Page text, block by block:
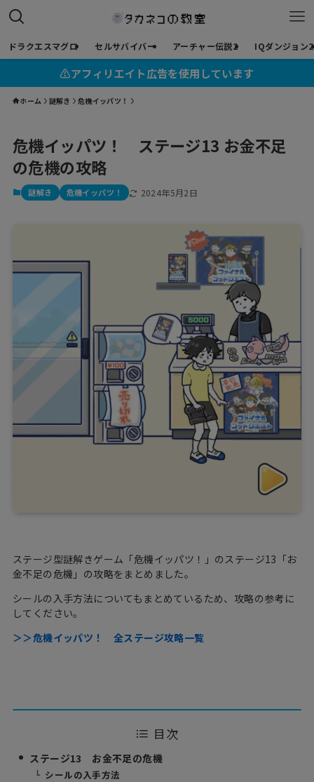
ドラクエスマグロ セルサバイバー アーチャー伝説2 IQダンジョン2
⚠︎アフィリエイト広告を使用しています
ホーム 謎解き 危機イッパツ！
危機イッパツ！ ステージ13 お金不足
の危機の攻略
謎解き 危機イッパツ！ 2024年5月2日
ステージ型謎解きゲーム「危機イッパツ！」のステージ13「お
金不足の危機」の攻略をまとめました。
シールの入手方法についてもまとめているため、攻略の参考に
してください。
＞＞危機イッパツ！ 全ステージ攻略一覧
目次
ステージ13 お金不足の危機
シールの入手方法